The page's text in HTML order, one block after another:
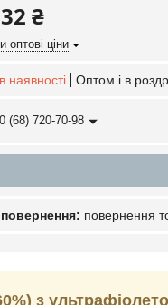
₴
оптові ціни
наявності Оптом і в
(68) 720-70-98
повернення
з